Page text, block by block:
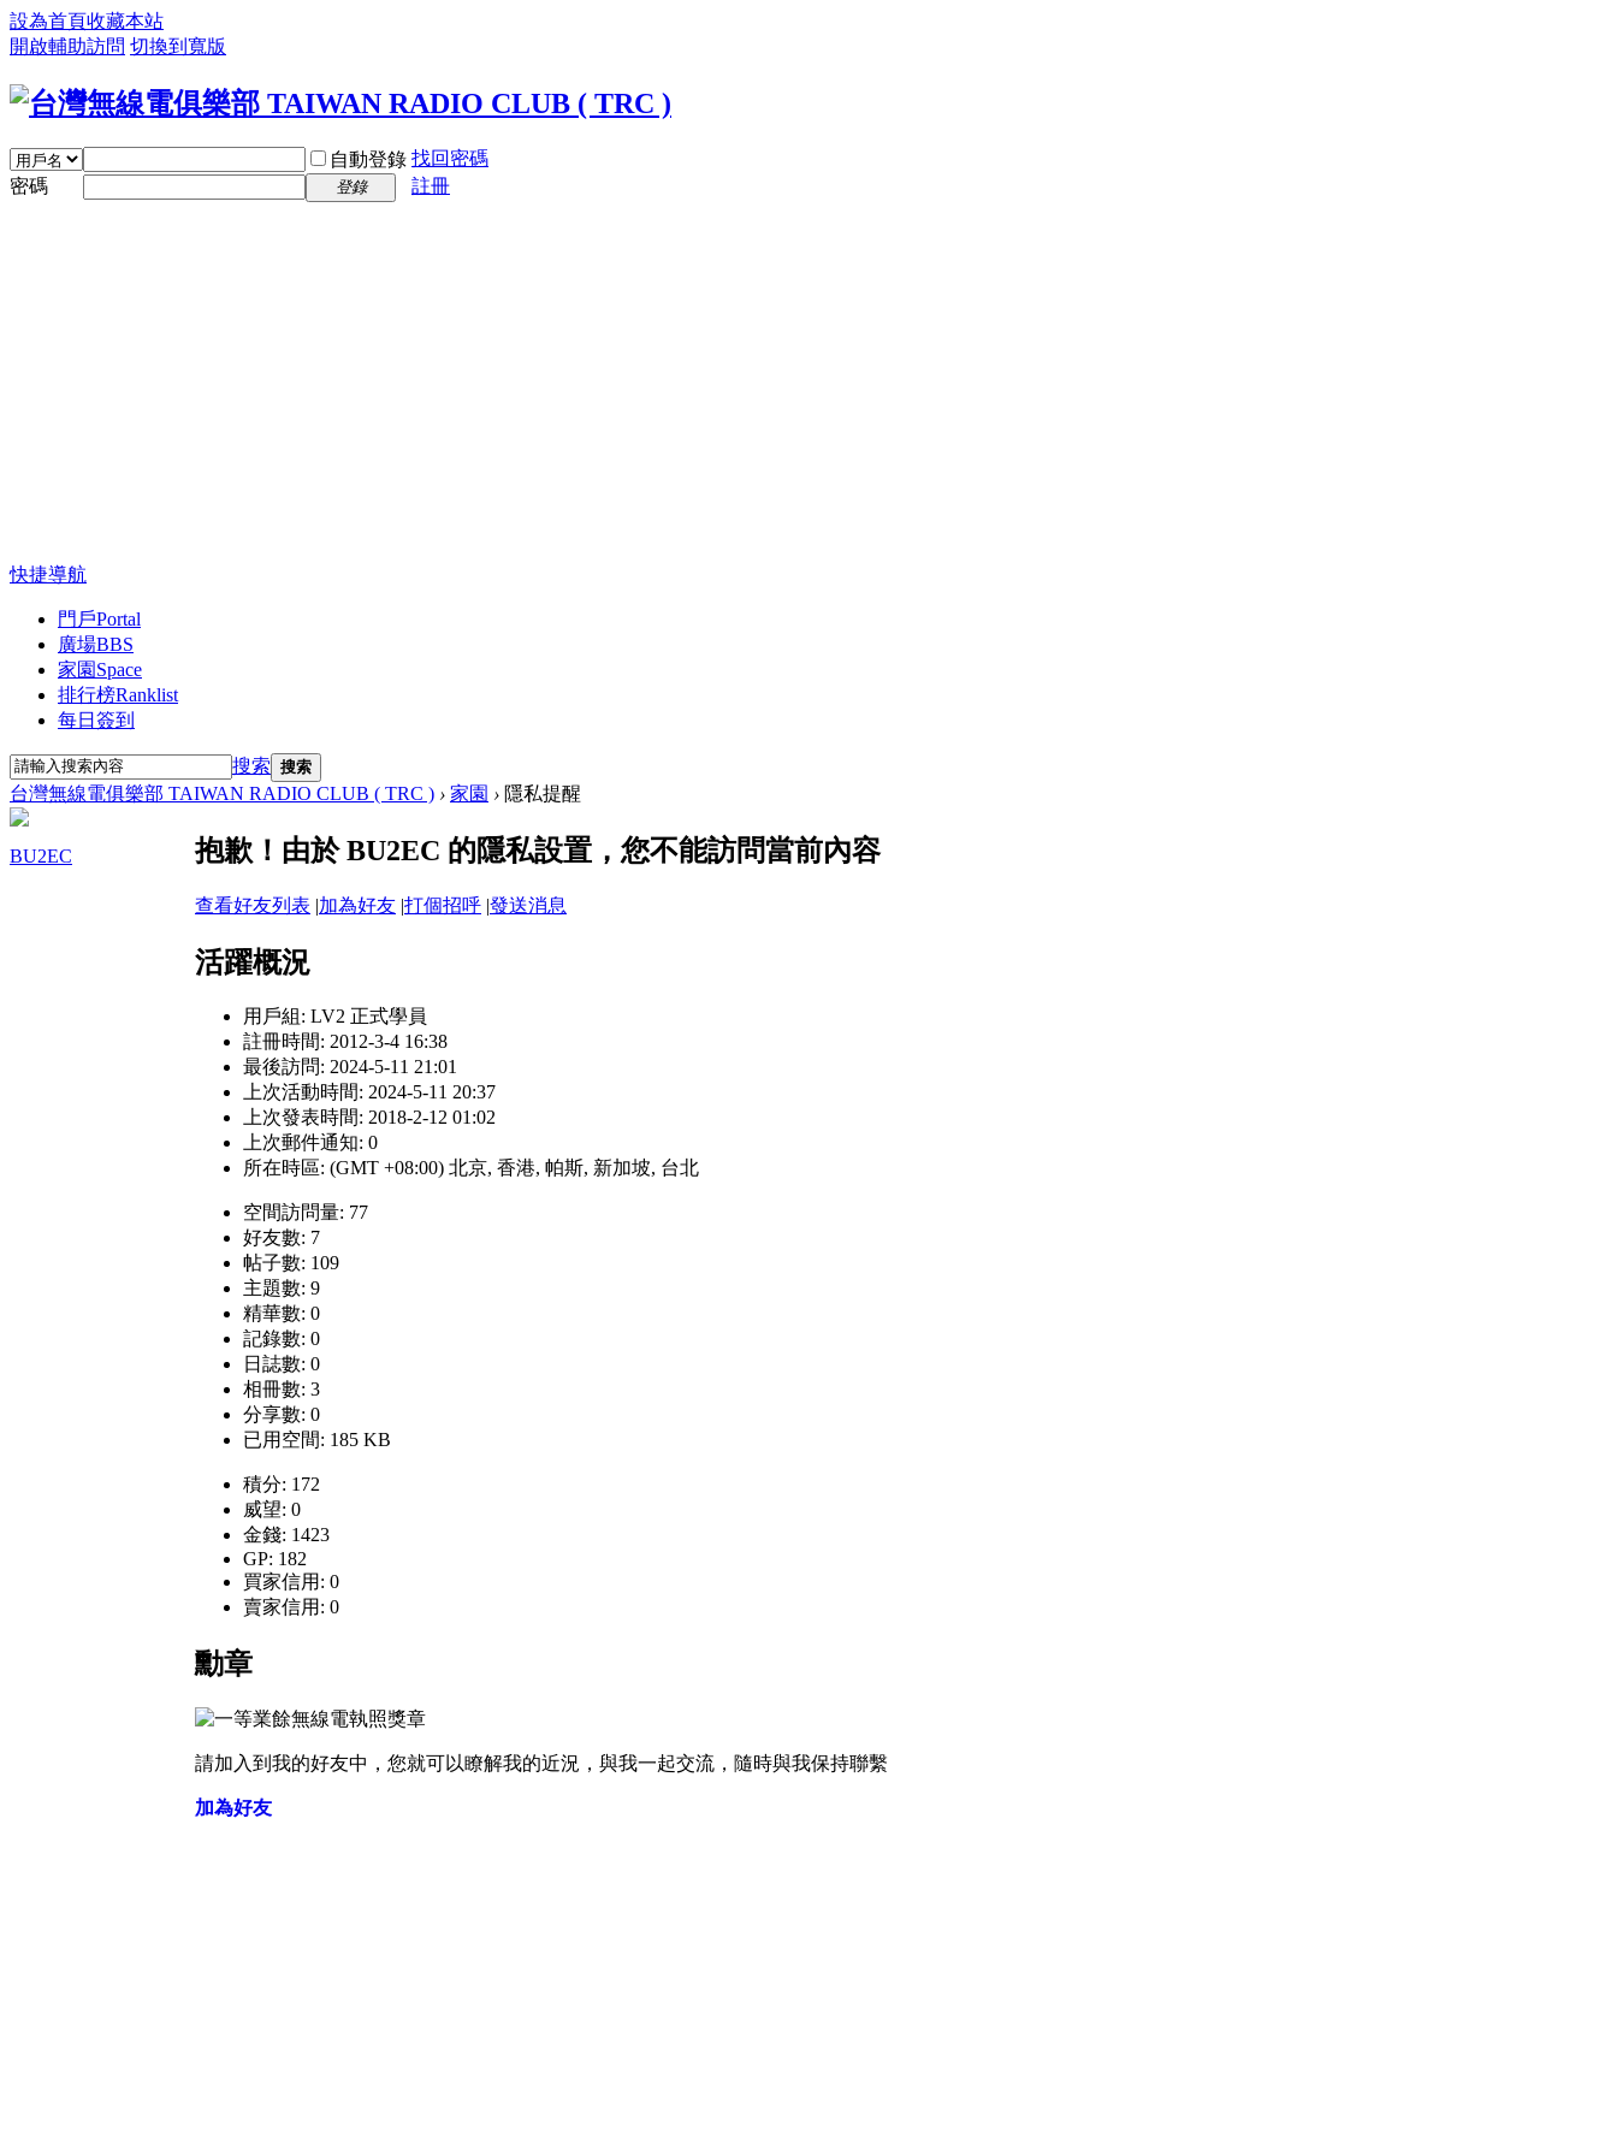
設為首頁收藏本站
開啟輔助訪問 切換到寬版
自動登錄 找回密碼
密碼
登錄 註冊
快捷導航
門戶Portal
廣場BBS
家園 Space
排行榜Ranklist
每日簽到
搜索 搜索
台灣無線電俱樂部 TAIWAN RADIO CLUB ( TRC ) › 家園 › 隱私提醒
BU2EC 抱歉！由於 BU2EC 的隱私設置，您不能訪問當前內容
查看好友列表 |加為好友 |打個招呼 |發送消息
活躍概況
用戶組: LV2 正式學員
註冊時間: 2012-3-4 16:38
最後訪問: 2024-5-11 21:01
上次活動時間: 2024-5-11 20:37
上次發表時間: 2018-2-12 01:02
上次郵件通知: 0
所在時區: (GMT +08:00) 北京, 香港, 帕斯, 新加坡, 台北
空間訪問量: 77
好友數: 7
帖子數: 109
主題數: 9
精華數: 0
記錄數: 0
日誌數: 0
相冊數: 3
分享數: 0
已用空間: 185 KB
積分: 172
威望: 0
金錢: 1423
GP: 182
買家信用: 0
賣家信用: 0
勳章
請加入到我的好友中，您就可以瞭解我的近況，與我一起交流，隨時與我保持聯繫
加為好友